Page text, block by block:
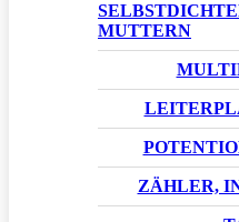
MUTTERN
ZÄHLER,